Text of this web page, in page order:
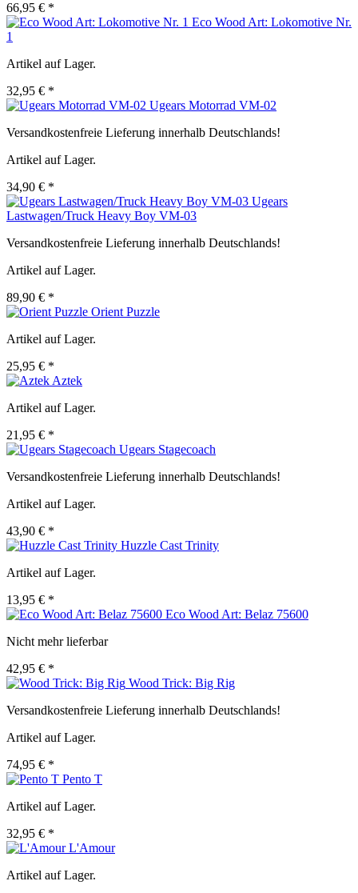
66,95 € *
Eco Wood Art: Lokomotive Nr.
1
Artikel auf Lager.
32,95 € *
Ugears Motorrad VM-02
Versandkostenfreie Lieferung innerhalb Deutschlands!
Artikel auf Lager.
34,90 € *
Ugears
Lastwagen/Truck Heavy Boy VM-03
Versandkostenfreie Lieferung innerhalb Deutschlands!
Artikel auf Lager.
89,90 € *
Orient Puzzle
Artikel auf Lager.
25,95 € *
Aztek
Artikel auf Lager.
21,95 € *
Ugears Stagecoach
Versandkostenfreie Lieferung innerhalb Deutschlands!
Artikel auf Lager.
43,90 € *
Huzzle Cast Trinity
Artikel auf Lager.
13,95 € *
Eco Wood Art: Belaz 75600
Nicht mehr lieferbar
42,95 € *
Wood Trick: Big Rig
Versandkostenfreie Lieferung innerhalb Deutschlands!
Artikel auf Lager.
74,95 € *
Pento T
Artikel auf Lager.
32,95 € *
L'Amour
Artikel auf Lager.